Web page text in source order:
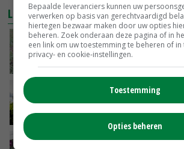
LEES OOK
'Naar nulemissie voor
Lelietelers Twenterand
convenant
26-09-2018
Ekoplaza in de fout met
Bepaalde leveranciers kunnen uw
verwerken op basis van gerechtvaardigd
hiertegen bezwaar maken door uw opties
beheren. Zoek onderaan deze pagina of in
een link om uw toestemming te beheren of in
privacy- en cookie-instellingen.
Toestemming
Opties beheren